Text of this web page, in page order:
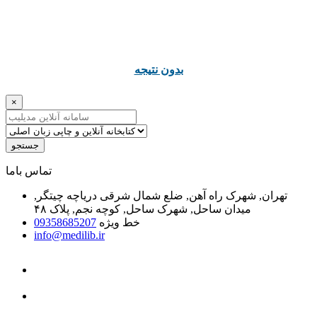
ﺑﺪﻭﻥ ﻧﺘﯿﺠﻪ
×
جستجو
ﺗﻤﺎﺱ ﺑﺎﻣﺎ
تهران, شهرک راه آهن, ضلع شمال شرقی دریاچه چیتگر,
میدان ساحل, شهرک ساحل, کوچه نجم, پلاک ۴۸
خط ویژه 09358685207
info@medilib.ir